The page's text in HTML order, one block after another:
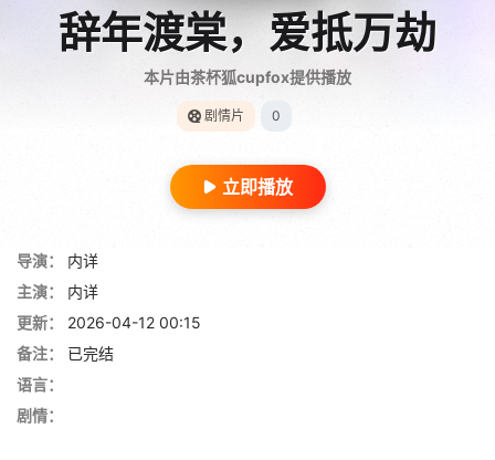
辞年渡棠，爱抵万劫
本片由茶杯狐cupfox提供播放
剧情片 0
立即播放
导演：
内详
主演：
内详
更新：
2026-04-12 00:15
备注：
已完结
语言：
剧情：